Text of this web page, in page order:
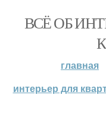
ВСЁ ОБ
главная
интерьер для